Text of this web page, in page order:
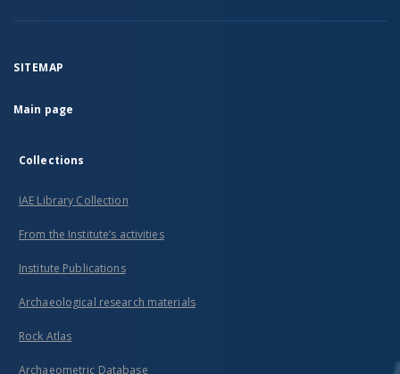
SITEMAP
Main page
Collections
IAE Library Collection
From the Institute’s activities
Institute Publications
Archaeological research materials
Rock Atlas
Archaeometric Database